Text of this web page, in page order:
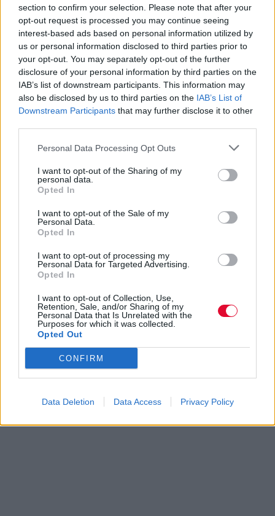
section to confirm your selection. Please note that after your
opt-out request is processed you may continue seeing
interest-based ads based on personal information utilized by
us or personal information disclosed to third parties prior to
your opt-out. You may separately opt-out of the further
disclosure of your personal information by third parties on the
IAB’s list of downstream participants. This information may
also be disclosed by us to third parties on the IAB’s List of
Downstream Participants that may further disclose it to other
Personal Data Processing Opt Outs
I want to opt-out of the Sharing of my
personal data.
Opted In
I want to opt-out of the Sale of my
Personal Data.
Opted In
I want to opt-out of processing my
Personal Data for Targeted Advertising.
Opted In
I want to opt-out of Collection, Use,
Retention, Sale, and/or Sharing of my
Personal Data that Is Unrelated with the
Purposes for which it was collected.
Opted Out
CONFIRM
Data Deletion Data Access Privacy Policy